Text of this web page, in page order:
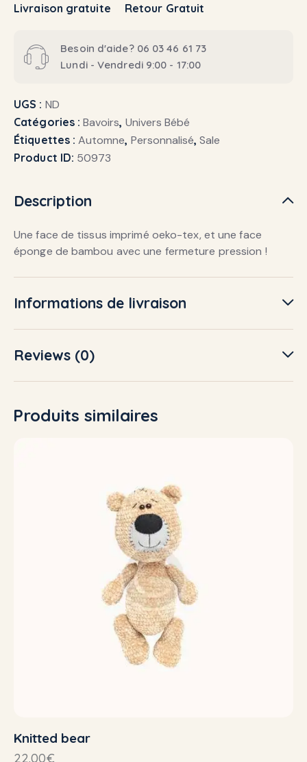
Livraison gratuite Retour Gratuit
Besoin d'aide? 06 03 46 61 73
Lundi - Vendredi 9:00 - 17:00
UGS : ND
Catégories :Bavoirs, Univers Bébé
Étiquettes :Automne, Personnalisé, Sale
Product ID: 50973
Description
Une face de tissus imprimé oeko-tex, et une face
éponge de bambou avec une fermeture pression !
Informations de livraison
Reviews (0)
Produits similaires
Knitted bear
22.00€